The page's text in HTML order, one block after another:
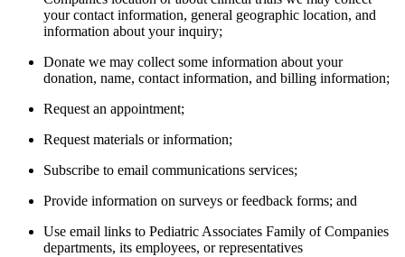
your contact information, general geographic location, and
information about your inquiry;
Donate we may collect some information about your
donation, name, contact information, and billing information;
Request an appointment;
Request materials or information;
Subscribe to email communications services;
Provide information on surveys or feedback forms; and
Use email links to Pediatric Associates Family of Companies
departments, its employees, or representatives